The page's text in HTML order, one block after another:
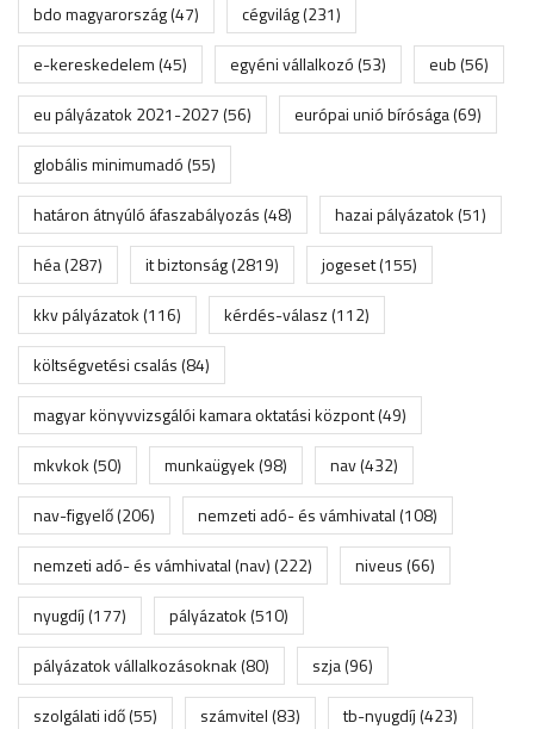
bdo magyarország(47) cégvilág(231)
e-kereskedelem(45) egyéni vállalkozó(53) eub(56)
eu pályázatok 2021-2027(56) európai unió bírósága(69)
globális minimumadó(55)
határon átnyúló áfaszabályozás(48) hazai pályázatok(51)
héa(287) it biztonság(2819) jogeset(155)
kkv pályázatok(116) kérdés-válasz(112)
költségvetési csalás(84)
magyar könyvvizsgálói kamara oktatási központ(49)
mkvkok(50) munkaügyek(98) nav(432)
nav-figyelő(206) nemzeti adó- és vámhivatal(108)
nemzeti adó- és vámhivatal (nav)(222) niveus(66)
nyugdíj(177) pályázatok(510)
pályázatok vállalkozásoknak(80) szja(96)
szolgálati idő(55) számvitel(83) tb-nyugdíj(423)